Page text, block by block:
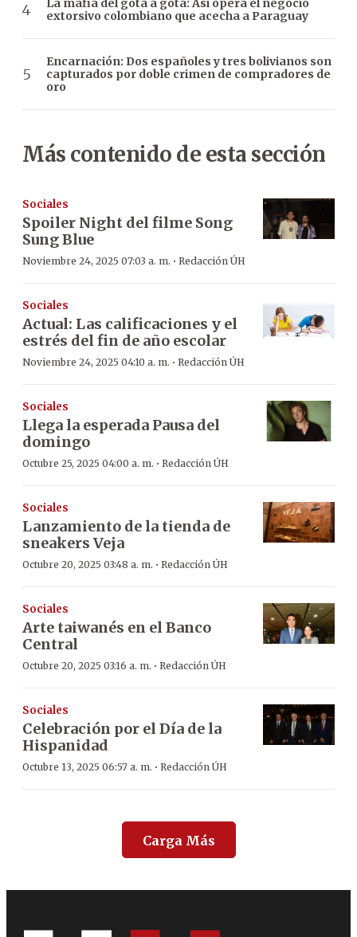
La mafia del gota a gota: Así opera el negocio
extorsivo colombiano que acecha a Paraguay
Encarnación: Dos españoles y tres bolivianos son
capturados por doble crimen de compradores de
oro
Más contenido de esta sección
Sociales
Spoiler Night del filme Song
Sung Blue
Noviembre 24, 2025 07:03 a. m. · Redacción ÚH
Sociales
Actual: Las calificaciones y el
estrés del fin de año escolar
Noviembre 24, 2025 04:10 a. m. · Redacción ÚH
Sociales
Llega la esperada Pausa del
domingo
Octubre 25, 2025 04:00 a. m. · Redacción ÚH
Sociales
Lanzamiento de la tienda de
sneakers Veja
Octubre 20, 2025 03:48 a. m. · Redacción ÚH
Sociales
Arte taiwanés en el Banco
Central
Octubre 20, 2025 03:16 a. m. · Redacción ÚH
Sociales
Celebración por el Día de la
Hispanidad
Octubre 13, 2025 06:57 a. m. · Redacción ÚH
Carga Más